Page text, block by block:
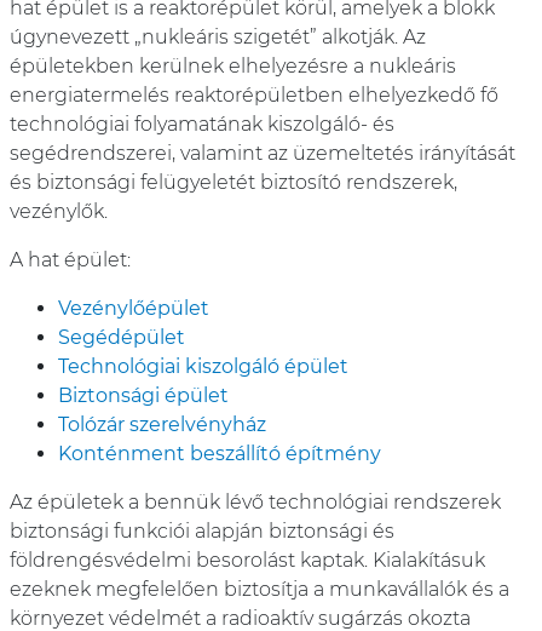
hat épület is a reaktorépület körül, amelyek a blokk
úgynevezett „nukleáris szigetét” alkotják. Az
épületekben kerülnek elhelyezésre a nukleáris
energiatermelés reaktorépületben elhelyezkedő fő
technológiai folyamatának kiszolgáló- és
segédrendszerei, valamint az üzemeltetés irányítását
és biztonsági felügyeletét biztosító rendszerek,
vezénylők.
A hat épület:
Vezénylőépület
Segédépület
Technológiai kiszolgáló épület
Biztonsági épület
Tolózár szerelvényház
Konténment beszállító építmény
Az épületek a bennük lévő technológiai rendszerek
biztonsági funkciói alapján biztonsági és
földrengésvédelmi besorolást kaptak. Kialakításuk
ezeknek megfelelően biztosítja a munkavállalók és a
környezet védelmét a radioaktív sugárzás okozta